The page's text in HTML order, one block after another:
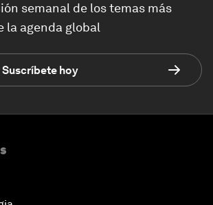
semanal de los temas más
la agenda global
Suscríbete hoy